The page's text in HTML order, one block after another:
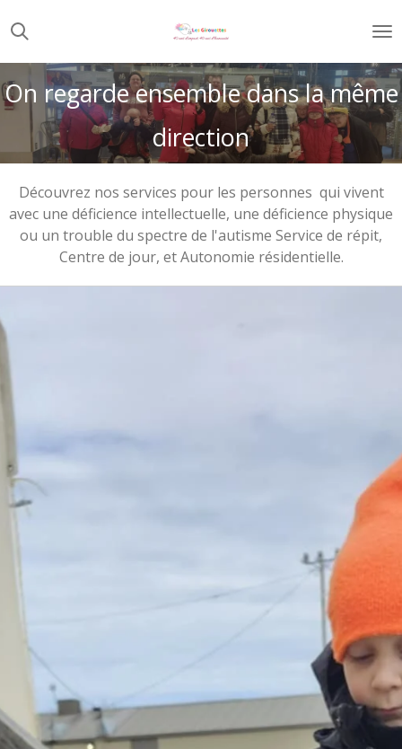
au
contenu
principal
On regarde ensemble dans la même
direction
Découvrez nos services pour les personnes qui vivent
avec une déficience intellectuelle, une déficience physique
ou un trouble du spectre de l'autisme Service de répit,
Centre de jour, et Autonomie résidentielle.